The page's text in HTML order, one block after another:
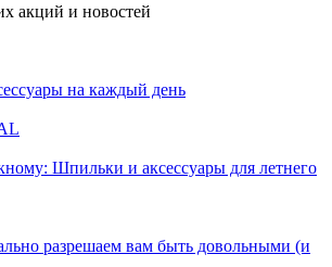
акций и новостей
на каждый день
Шпильки и аксессуары для летнего
разрешаем вам быть довольными (и